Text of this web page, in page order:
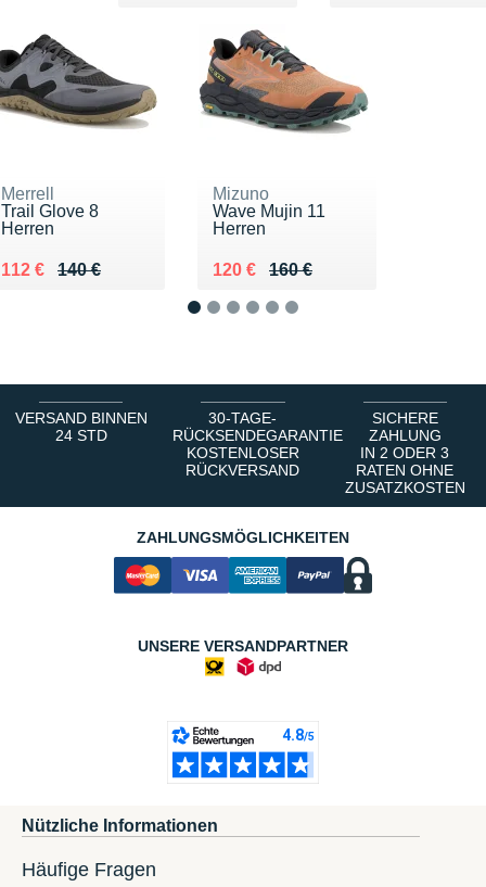
Merrell
Trail Glove 8
Herren
140 €
Au lieu de 140 €
112 €
Vendu 112 €
Mizuno
Wave Mujin 11
Herren
160 €
Au lieu de 160 €
120 €
Vendu 120 €
VERSAND BINNEN
24 STD
30-TAGE-
RÜCKSENDEGARANTIE
KOSTENLOSER
RÜCKVERSAND
SICHERE
ZAHLUNG
IN 2 ODER 3
RATEN OHNE
ZUSATZKOSTEN
ZAHLUNGSMÖGLICHKEITEN
UNSERE VERSANDPARTNER
Nützliche Informationen
Häufige Fragen